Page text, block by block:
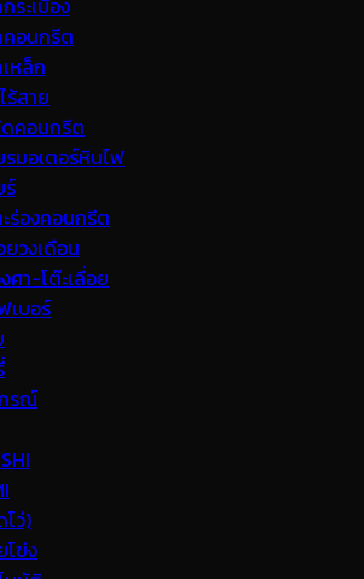
ระเบื้อง
คอนกรีต
หล็ก
ร้สาย
ดคอนกรีต
รมอเตอร์หินไฟ
ร์
ะร่องคอนกรีต
ยวงเดือน
า-โต๊ะเลื่อย
เบอร์
รณ์
ว่)
ข่ง